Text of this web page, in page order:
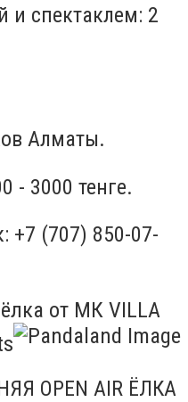
и спектаклем: 2
Алматы.
- 3000 тенге.
+7 (707) 850-07-
от МК VILLA
OPEN AIR ЁЛКА